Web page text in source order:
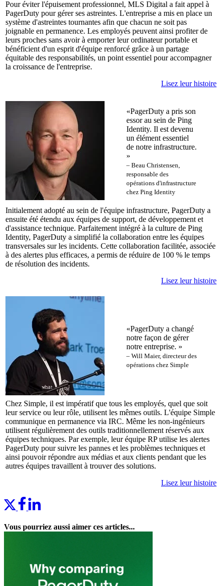
Pour éviter l'épuisement professionnel, MLS Digital a fait appel à
PagerDuty pour gérer ses astreintes. L'entreprise a mis en place un
système d'astreintes tournantes afin que chacun ne soit pas
joignable en permanence. Les employés peuvent ainsi profiter de
leurs proches sans avoir à emporter leur ordinateur portable et
bénéficient d'un esprit d'équipe renforcé grâce à un partage
équitable des responsabilités, un point essentiel pour accompagner
la croissance de l'entreprise.
Lisez leur histoire
«PagerDuty a pris son
essor au sein de Ping
Identity. Il est devenu
un élément essentiel
de notre infrastructure.
»
– Beau Christensen,
responsable des
opérations d'infrastructure
chez Ping Identity
Initialement adopté au sein de l'équipe infrastructure, PagerDuty a
ensuite été étendu aux équipes de support, de développement et
d'assistance technique. Parfaitement intégré à la culture de Ping
Identity, PagerDuty a simplifié la collaboration entre les équipes
transversales sur les incidents. Cette collaboration facilitée, associée
à des alertes plus efficaces, a permis de réduire de 100 % le temps
de résolution des incidents.
Lisez leur histoire
«PagerDuty a changé
notre façon de gérer
notre entreprise. »
– Will Maier, directeur des
opérations chez Simple
Chez Simple, il est impératif que tous les employés, quel que soit
leur service ou leur rôle, utilisent les mêmes outils. L'équipe Simple
communique en permanence via IRC. Même les non-ingénieurs
utilisent régulièrement des outils traditionnellement réservés aux
équipes techniques. Par exemple, leur équipe RP utilise les alertes
PagerDuty pour suivre les pannes et les problèmes techniques et
ainsi pouvoir répondre aux médias et aux clients pendant que les
autres équipes travaillent à trouver des solutions.
Lisez leur histoire
Vous pourriez aussi aimer ces articles...